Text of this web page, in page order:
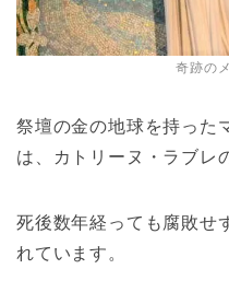
奇跡の
祭壇の金の地球を持った
は、カトリーヌ・ラブレ
死後数年経っても腐敗せ
れています。